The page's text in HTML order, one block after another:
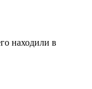
находили в